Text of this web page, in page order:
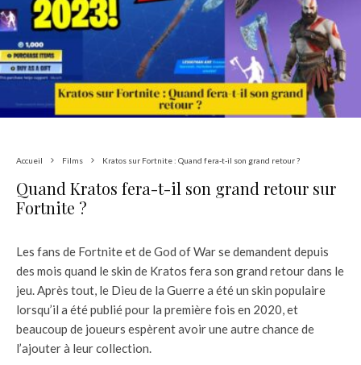
Accueil Films Kratos sur Fortnite : Quand fera-t-il son grand retour ?
Quand Kratos fera-t-il son grand retour sur
Fortnite ?
Les fans de Fortnite et de God of War se demandent depuis
des mois quand le skin de Kratos fera son grand retour dans le
jeu. Après tout, le Dieu de la Guerre a été un skin populaire
lorsqu’il a été publié pour la première fois en 2020, et
beaucoup de joueurs espèrent avoir une autre chance de
l’ajouter à leur collection.